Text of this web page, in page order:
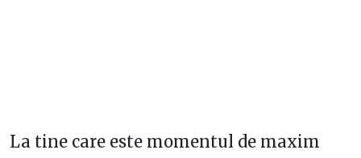
La tine care este momentul de maxim